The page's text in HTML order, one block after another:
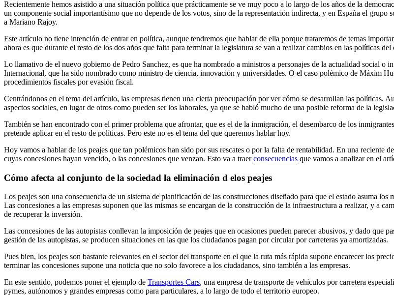
Recientemente hemos asistido a una situación política que prácticamente se ve muy poco a lo largo de los años de la
un componente social importantísimo que no depende de los votos, sino de la representación indirecta, y en España el
a Mariano Rajoy.
Este artículo no tiene intención de entrar en política, aunque tendremos que hablar de ella porque trataremos de temas
ahora es que durante el resto de los dos años que falta para terminar la legislatura se van a realizar cambios en las políticas del
Lo llamativo de el nuevo gobierno de Pedro Sanchez, es que ha nombrado a ministros a personajes de la actualidad social o
Internacional, que ha sido nombrado como ministro de ciencia, innovación y universidades. O el caso polémico de Máxim
procedimientos fiscales por evasión fiscal.
Centrándonos en el tema del artículo, las empresas tienen una cierta preocupación por ver cómo se desarrollan las políticas.
aspectos sociales, en lugar de otros como pueden ser los laborales, ya que se habló mucho de una posible reforma de la
También se han encontrado con el primer problema que afrontar, que es el de la inmigración, el desembarco de los
pretende aplicar en el resto de políticas. Pero este no es el tema del que queremos hablar hoy.
Hoy vamos a hablar de los peajes que tan polémicos han sido por sus rescates o por la falta de rentabilidad. En una reciente
cuyas concesiones hayan vencido, o las concesiones que venzan. Esto va a traerconsecuencias que vamos a analizar en el
Cómo afecta al conjunto de la sociedad la eliminación d elos peajes
Los peajes son una consecuencia de un sistema de planificación de las construcciones diseñado para que el estado asuma
Las concesiones a las empresas suponen que las mismas se encargan de la construcción de la infraestructura a realizar, y a
de recuperar la inversión.
Las concesiones de las autopistas conllevan la imposición de peajes que en ocasiones pueden parecer abusivos, y dado que
gestión de las autopistas, se producen situaciones en las que los ciudadanos pagan por circular por carreteras ya amortizadas.
Pues bien, los peajes son bastante relevantes en el sector del transporte en el que la ruta más rápida supone encarecer los
terminar las concesiones supone una noticia que no solo favorece a los ciudadanos, sino también a las empresas.
En este sentido, podemos poner el ejemplo de Transportes Cars, una empresa de transporte de vehículos por carretera
pymes, autónomos y grandes empresas como para particulares, a lo largo de todo el territorio europeo.